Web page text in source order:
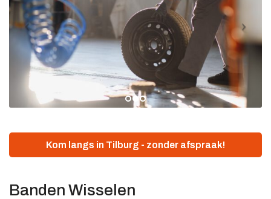
Kom langs in Tilburg - zonder afspraak!
Banden Wisselen